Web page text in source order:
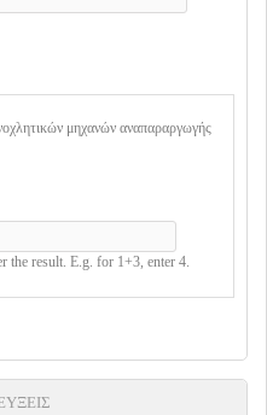
μηχανών αναπαραργωγής
the result. E.g. for 1+3, enter 4.